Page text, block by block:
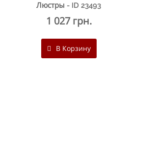
Люстры - ID 23493
1 027 грн.
В Корзину